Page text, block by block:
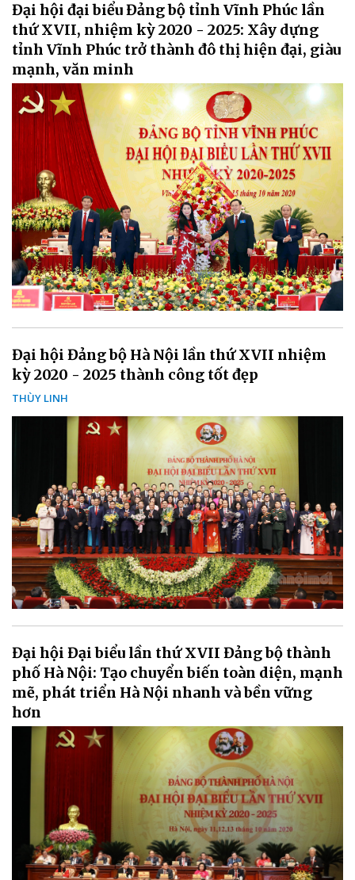
Đại hội đại biểu Đảng bộ tỉnh Vĩnh Phúc lần
thứ XVII, nhiệm kỳ 2020 - 2025: Xây dựng
tỉnh Vĩnh Phúc trở thành đô thị hiện đại, giàu
mạnh, văn minh
Đại hội Đảng bộ Hà Nội lần thứ XVII nhiệm
kỳ 2020 - 2025 thành công tốt đẹp
THÙY LINH
Đại hội Đại biểu lần thứ XVII Đảng bộ thành
phố Hà Nội: Tạo chuyển biến toàn diện, mạnh
mẽ, phát triển Hà Nội nhanh và bền vững
hơn